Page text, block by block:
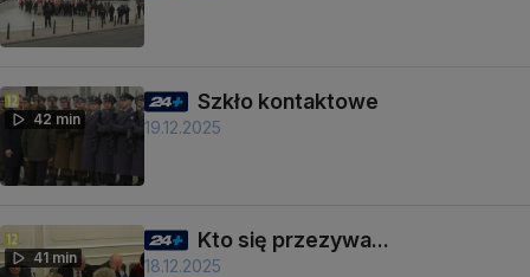
42 min
Szkło kontaktowe
19.12.2025
41 min
Kto się przezywa...
18.12.2025